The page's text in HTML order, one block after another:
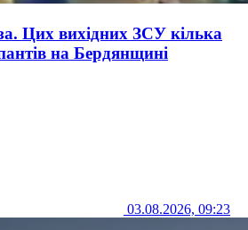
Цих вихідних ЗСУ кілька
на Бердянщині
03.08.2026, 09:23